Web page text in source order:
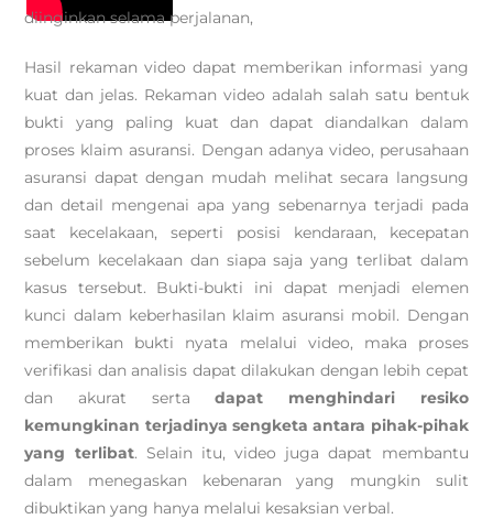
diinginkan selama perjalanan,
Hasil rekaman video dapat memberikan informasi yang
kuat dan jelas. Rekaman video adalah salah satu bentuk
bukti yang paling kuat dan dapat diandalkan dalam
proses klaim asuransi. Dengan adanya video, perusahaan
asuransi dapat dengan mudah melihat secara langsung
dan detail mengenai apa yang sebenarnya terjadi pada
saat kecelakaan, seperti posisi kendaraan, kecepatan
sebelum kecelakaan dan siapa saja yang terlibat dalam
kasus tersebut. Bukti-bukti ini dapat menjadi elemen
kunci dalam keberhasilan klaim asuransi mobil. Dengan
memberikan bukti nyata melalui video, maka proses
verifikasi dan analisis dapat dilakukan dengan lebih cepat
dan akurat sertadapat menghindari resiko
kemungkinan terjadinya sengketa antara pihak-pihak
yang terlibat. Selain itu, video juga dapat membantu
dalam menegaskan kebenaran yang mungkin sulit
dibuktikan yang hanya melalui kesaksian verbal.